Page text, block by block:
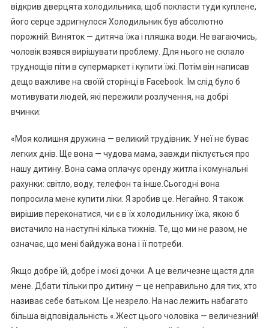
відкрив дверцята холодильника, щоб покласти туди куплене,
його серце здригнулося Холодильник був абсолютно
порожній. Виняток — дитяча їжа і пляшка води. Не вагаючись,
чоловік взявся вирішувати проблему. Для нього не склало
труднощів піти в супермаркет і купити їжі. Потім він написав
дещо важливе на своїй сторінці в Facebook. Їм слід було б
мотивувати людей, які пережили розлучення, на добрі
вчинки:
«Моя колишня дружина — великий трудівник. У неї не буває
легких днів. Ще вона — чудова мама, завжди піклується про
нашу дитину. Вона сама оплачує оренду житла і комунальні
рахунки: світло, воду, телефон та інше.Сьогодні вона
попросила мене купити ліки. Я зробив це. Негайно. Я також
вирішив переконатися, чи є в їх холодильнику їжа, якою б
вистачило на наступні кілька тижнів. Те, що ми не разом, не
означає, що мені байдужа вона і її потреби.
Якщо добре їй, добре і моєї дочки. А це величезне щастя для
мене. Дбати тільки про дитину — це неправильно для тих, хто
називає себе батьком. Це незрело. На нас лежить набагато
більша відповідальність «.Жест цього чоловіка — величезний!